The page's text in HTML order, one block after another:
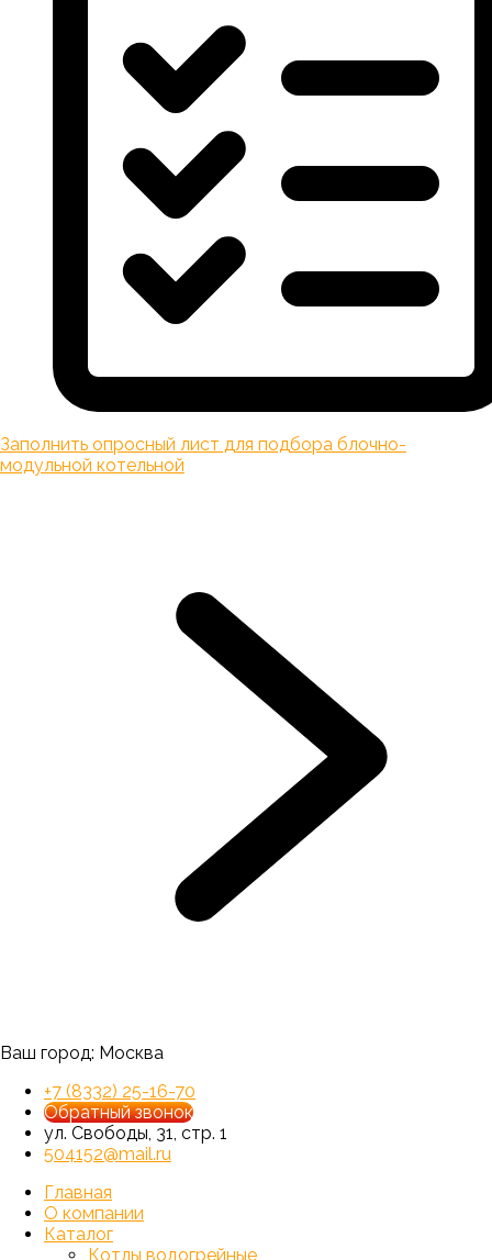
Заполнить опросный лист для подбора блочно-
модульной котельной
Ваш город: Москва
+7 (8332) 25-16-70
Обратный звонок
ул. Свободы, 31, стр. 1
504152@mail.ru
Главная
О компании
Каталог
Котлы водогрейные